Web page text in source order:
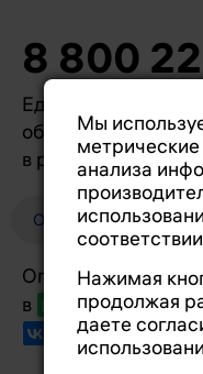
8 800
Единая линия для
обращения 24/7 и
в рабочие дни с
Обращение в Brixo
Оперативно
в
Вотсапе,
Sakura, NiBK
Мы
анализа
Нажимая
продолжая
даете